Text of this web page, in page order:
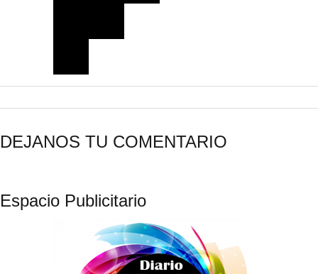
DEJANOS TU COMENTARIO
Espacio Publicitario